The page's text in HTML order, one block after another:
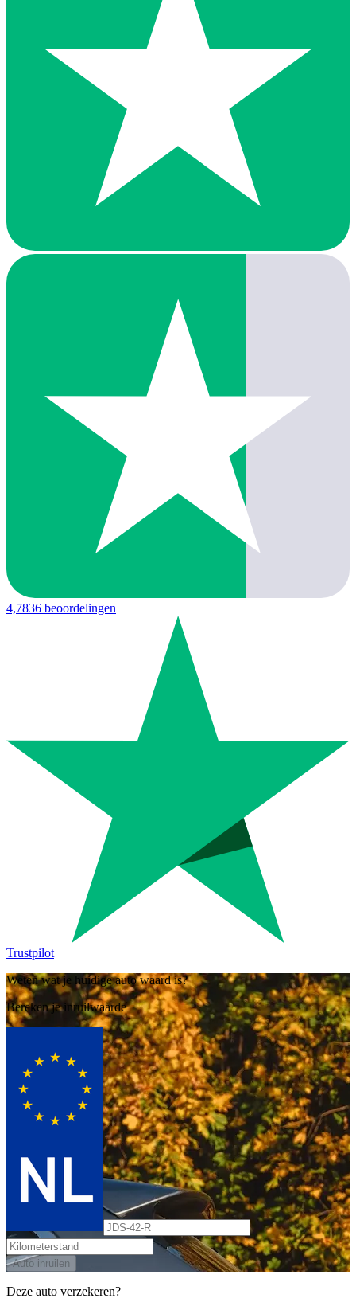
4,7836 beoordelingen
Trustpilot
Weten wat je huidige auto waard is?
Bereken je inruilwaarde
Auto inruilen
Deze auto verzekeren?